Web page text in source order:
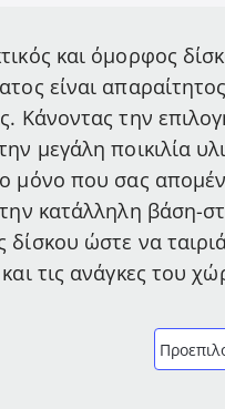
και όμορφος
είναι
Κάνοντας την
μεγάλη ποικιλία
μόνο που σας
την κατάλληλη βάση-
δίσκου ώστε να
τις ανάγκες του